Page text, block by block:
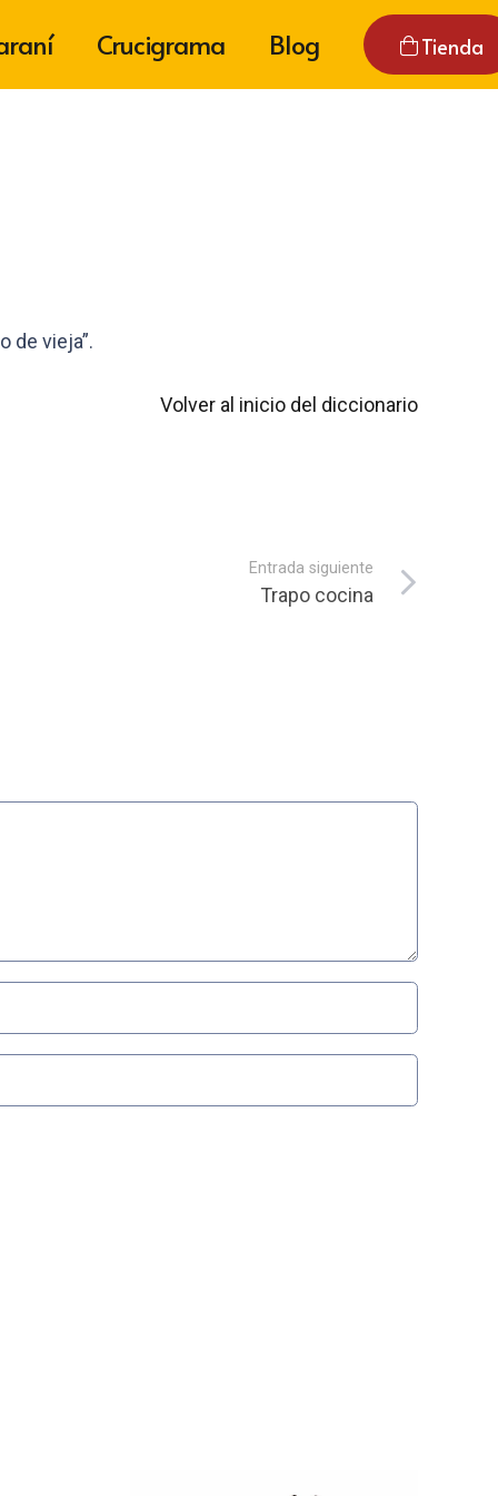
Crucigrama Blog Tienda
de vieja”.
Volver al inicio del diccionario
Entrada siguiente
Trapo cocina